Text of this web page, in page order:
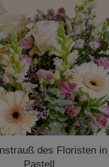
des Floristen in
Pastell